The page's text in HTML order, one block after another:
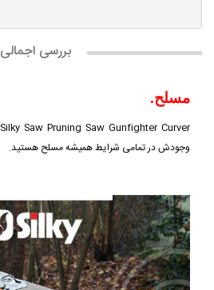
بررسی اجمالی
مسلح.
وجودش در تمامی شرایط همیشه مسلح هستید.